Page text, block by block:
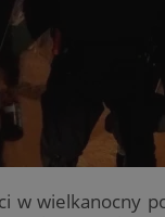
w wielkanocny